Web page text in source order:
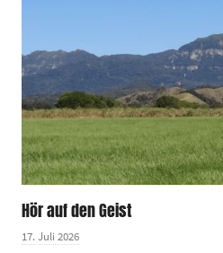
Hör auf den Geist
17. Juli 2026